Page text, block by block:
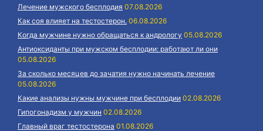
Лечение мужского бесплодия 07.08.2026
Как соя влияет на тестостерон. 06.08.2026
Когда мужчине нужно обращаться к андрологу 05.08.2026
Антиоксиданты при мужском бесплодии: работают ли они
05.08.2026
За сколько месяцев до зачатия нужно начинать лечение
05.08.2026
Какие анализы нужны мужчине при бесплодии 02.08.2026
Гипогонадизм у мужчин 02.08.2026
Главный враг тестостерона 01.08.2026